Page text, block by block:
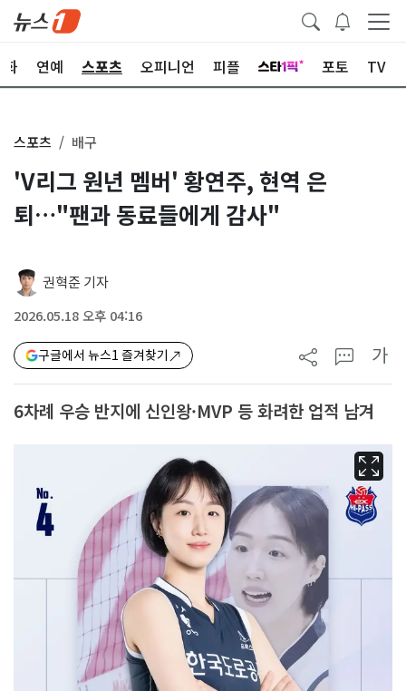
화 연예 스포츠 오피니언 피플 포토 TV
스포츠 배구
'V리그 원년 멤버' 황연주, 현역 은
퇴…"팬과 동료들에게 감사"
권혁준 기자
2026.05.18 오후 04:16
구글에서 뉴스1 즐겨찾기 가
6차례 우승 반지에 신인왕·MVP 등 화려한 업적 남겨